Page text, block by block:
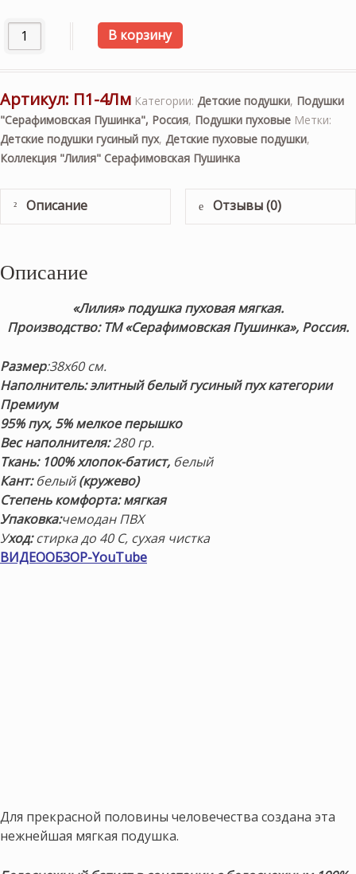
Количество товара Подушка пуховая «Лилия» мягкая
В корзину
Артикул: П1-4Лм Категории: Детские подушки, Подушки
"Серафимовская Пушинка", Россия, Подушки пуховые Метки:
Детские подушки гусиный пух, Детские пуховые подушки,
Коллекция "Лилия" Серафимовская Пушинка
Описание Отзывы (0)
Описание
«Лилия» подушка пуховая мягкая.
Производство: ТМ «Серафимовская Пушинка», Россия.
Размер:38х60 см.
Наполнитель:элитный белый гусиный пухкатегории
Премиум
95% пух, 5% мелкое перышко
Вес наполнителя:280 гр.
Ткань: 100% хлопок-батист, белый
Кант:белый(кружево)
Степень комфорта: мягкая
Упаковка:чемодан ПВХ
Уход:стирка до 40 С, сухая чистка
ВИДЕООБЗОР-YouTube
Для прекрасной половины человечества создана эта
нежнейшая мягкая подушка.